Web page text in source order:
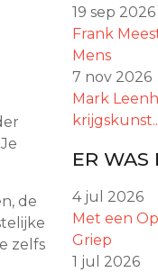
de
zelfs
19 sep 2026
Frank
Mens
7 nov 2026
Mark
ER WAS
4 jul 2026
Met een
Griep
1 jul 2026